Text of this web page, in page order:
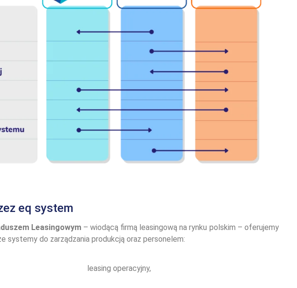
eq system
Leasingowym – wiodącą firmą leasingową na rynku polskim – oferujemy
systemy do zarządzania produkcją oraz personelem:
leasing operacyjny,